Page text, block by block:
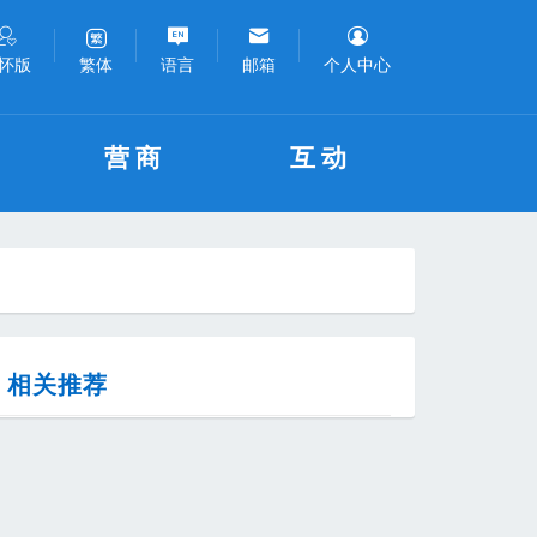
版 繁体 语言 邮箱 个人中心
营商 互动
相关推荐